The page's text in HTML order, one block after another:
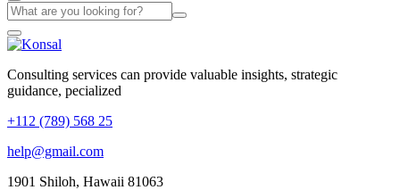
Consulting services can provide valuable insights, strategic
guidance, pecialized
+112 (789) 568 25
help@gmail.com
1901 Shiloh, Hawaii 81063